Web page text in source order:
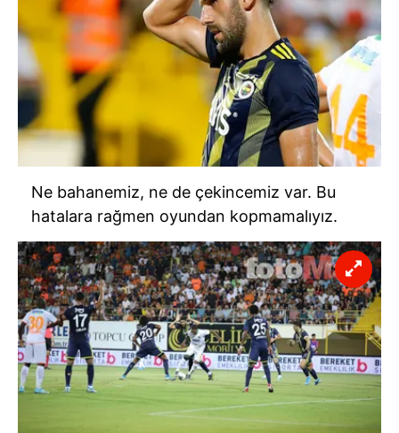
Ne bahanemiz, ne de çekincemiz var. Bu
hatalara rağmen oyundan kopmamalıyız.